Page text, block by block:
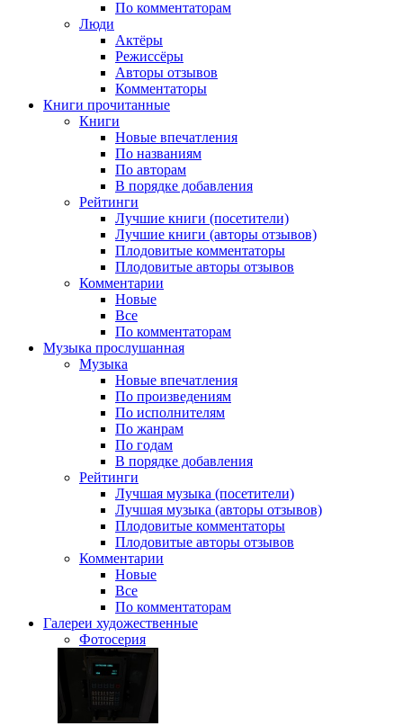
По комментаторам
Люди
Актёры
Режиссёры
Авторы отзывов
Комментаторы
Книги прочитанные
Книги
Новые впечатления
По названиям
По авторам
В порядке добавления
Рейтинги
Лучшие книги (посетители)
Лучшие книги (авторы отзывов)
Плодовитые комментаторы
Плодовитые авторы отзывов
Комментарии
Новые
Все
По комментаторам
Музыка прослушанная
Музыка
Новые впечатления
По произведениям
По исполнителям
По жанрам
По годам
В порядке добавления
Рейтинги
Лучшая музыка (посетители)
Лучшая музыка (авторы отзывов)
Плодовитые комментаторы
Плодовитые авторы отзывов
Комментарии
Новые
Все
По комментаторам
Галереи художественные
Фотосерия